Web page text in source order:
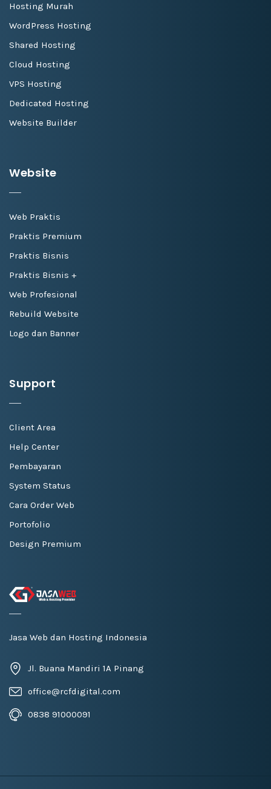
Hosting Murah
WordPress Hosting
Shared Hosting
Cloud Hosting
VPS Hosting
Dedicated Hosting
Website Builder
Website
Web Praktis
Praktis Premium
Praktis Bisnis
Praktis Bisnis +
Web Profesional
Rebuild Website
Logo dan Banner
Support
Client Area
Help Center
Pembayaran
System Status
Cara Order Web
Portofolio
Design Premium
Jasa Web dan Hosting Indonesia
Jl. Buana Mandiri 1A Pinang
office@rcfdigital.com
0838 91000091